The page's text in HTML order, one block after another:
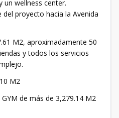
un wellness center.
proyecto hacia la Avenida
M2, aproximadamente 50
y todos los servicios
M2
de más de 3,279.14 M2